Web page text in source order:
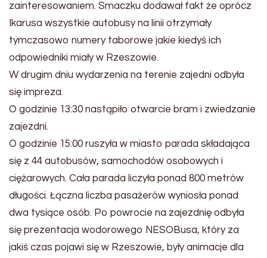
zainteresowaniem. Smaczku dodawał fakt że oprócz
Ikarusa wszystkie autobusy na linii otrzymały
tymczasowo numery taborowe jakie kiedyś ich
odpowiedniki miały w Rzeszowie.
W drugim dniu wydarzenia na terenie zajedni odbyła
się impreza.
O godzinie 13:30 nastąpiło otwarcie bram i zwiedzanie
zajezdni.
O godzinie 15:00 ruszyła w miasto parada składająca
się z 44 autobusów, samochodów osobowych i
ciężarowych. Cała parada liczyła ponad 800 metrów
długości. Łączna liczba pasażerów wyniosła ponad
dwa tysiące osób. Po powrocie na zajezdnię odbyła
się prezentacja wodorowego NESOBusa, który za
jakiś czas pojawi się w Rzeszowie, były animacje dla